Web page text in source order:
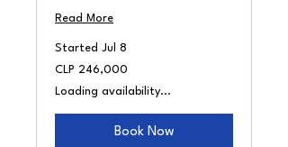
Read More
Started Jul 8
246,000
Chilean
pesos
CLP 246,000
Loading availability...
Book Now